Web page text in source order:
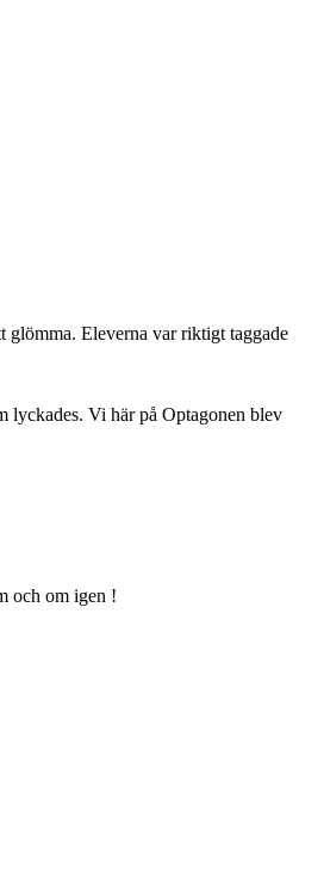
glömma. Eleverna var riktigt taggade
lyckades. Vi här på Optagonen blev
och om igen !